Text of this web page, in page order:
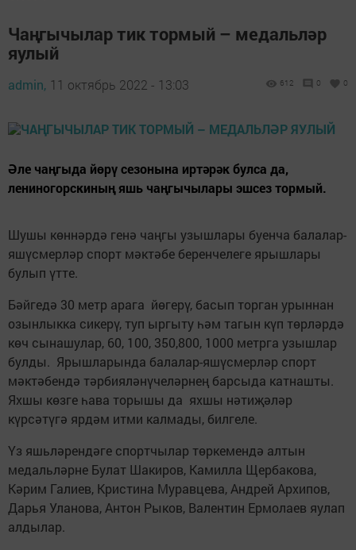
Чаңгычылар тик тормый – медальләр
яулый
admin, 11 октябрь 2022 - 13:03 612 0 0
Әле чаңгыда йөрү сезонына иртәрәк булса да,
лениногорскиның яшь чаңгычылары эшсез тормый.
Шушы көннәрдә генә чаңгы узышлары буенча балалар-
яшүсмерләр спорт мәктәбе беренчелеге ярышлары
булып үтте.
Бәйгедә 30 метр арага йөгерү, басып торган урыннан
озынлыкка сикерү, туп ыргыту һәм тагын күп төрләрдә
көч сынашулар, 60, 100, 350,800, 1000 метрга узышлар
булды. Ярышларында балалар-яшүсмерләр спорт
мәктәбендә тәрбияләнүчеләрнең барсыда катнашты.
Яхшы көзге һава торышы да яхшы нәтиҗәләр
күрсәтүгә ярдәм итми калмады, билгеле.
Үз яшьләрендәге спортчылар төркемендә алтын
медальләрне Булат Шакиров, Камилла Щербакова,
Кәрим Галиев, Кристина Муравцева, Андрей Архипов,
Дарья Уланова, Антон Рыков, Валентин Ермолаев яулап
алдылар.